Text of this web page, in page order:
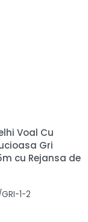
Voal Cu
Gri
cu Rejansa de
1-2